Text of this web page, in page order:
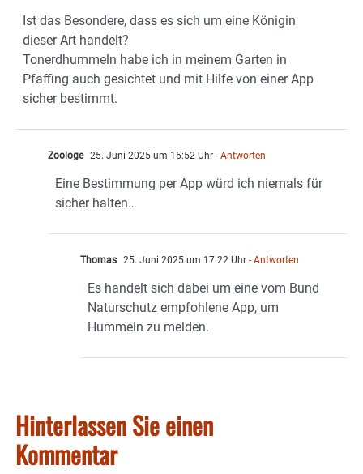
Ist das Besondere, dass es sich um eine Königin
dieser Art handelt?
Tonerdhummeln habe ich in meinem Garten in
Pfaffing auch gesichtet und mit Hilfe von einer App
sicher bestimmt.
Zoologe 25. Juni 2025 um 15:52 Uhr - Antworten
Eine Bestimmung per App würd ich niemals für
sicher halten…
Thomas 25. Juni 2025 um 17:22 Uhr - Antworten
Es handelt sich dabei um eine vom Bund
Naturschutz empfohlene App, um
Hummeln zu melden.
Hinterlassen Sie einen
Kommentar